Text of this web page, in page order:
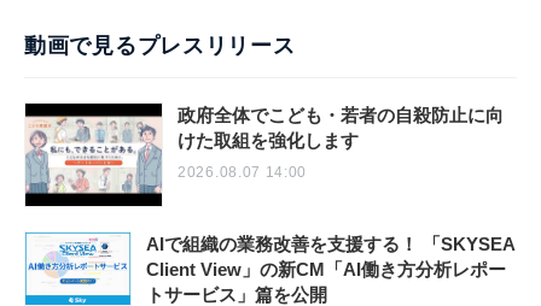
動画で見るプレスリリース
政府全体でこども・若者の自殺防止に向
けた取組を強化します
2026.08.07 14:00
AIで組織の業務改善を支援する！ 「SKYSEA
Client View」の新CM「AI働き方分析レポー
トサービス」篇を公開